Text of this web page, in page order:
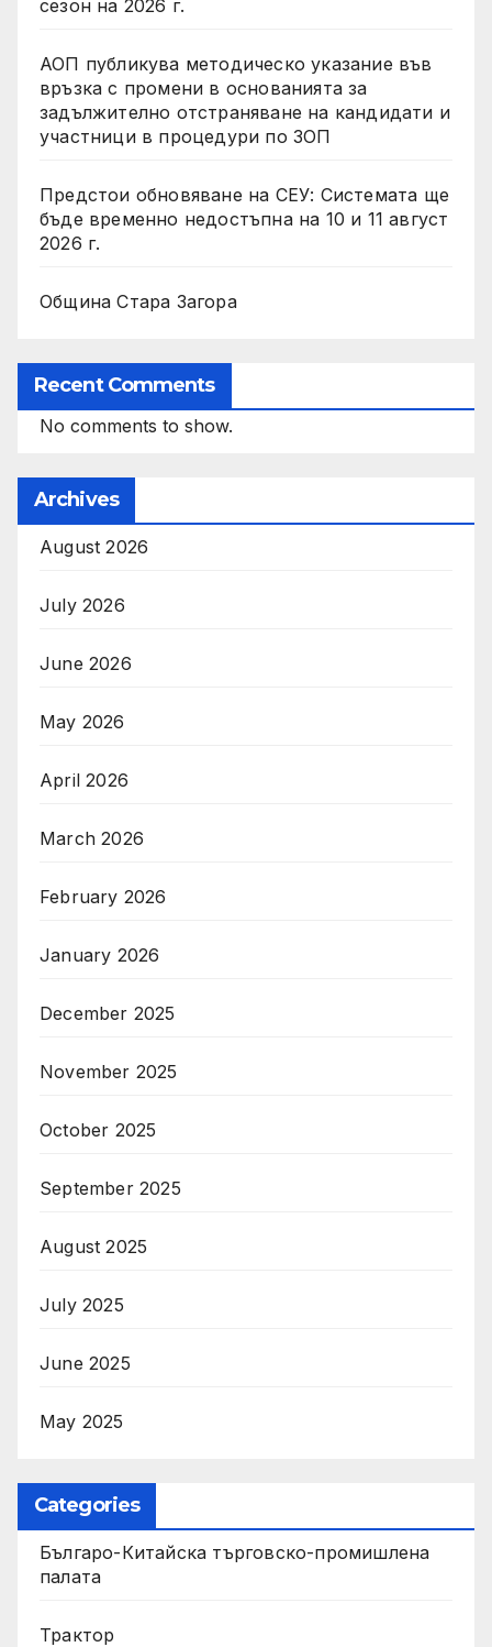
сезон на 2026 г.
АОП публикува методическо указание във
връзка с промени в основанията за
задължително отстраняване на кандидати и
участници в процедури по ЗОП
Предстои обновяване на СЕУ: Системата ще
бъде временно недостъпна на 10 и 11 август
2026 г.
Община Стара Загора
Recent Comments
No comments to show.
Archives
August 2026
July 2026
June 2026
May 2026
April 2026
March 2026
February 2026
January 2026
December 2025
November 2025
October 2025
September 2025
August 2025
July 2025
June 2025
May 2025
Categories
Българо-Китайска търговско-промишлена
палата
Трактор